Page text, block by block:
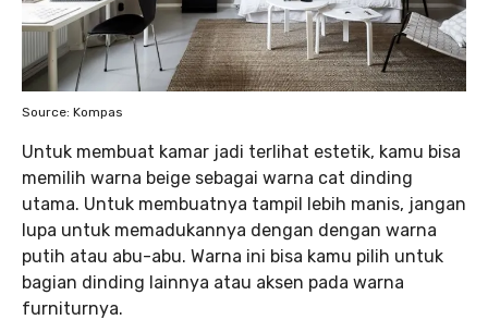
Source: Kompas
Untuk membuat kamar jadi terlihat estetik, kamu bisa
memilih warna beige sebagai warna cat dinding
utama. Untuk membuatnya tampil lebih manis, jangan
lupa untuk memadukannya dengan dengan warna
putih atau abu-abu. Warna ini bisa kamu pilih untuk
bagian dinding lainnya atau aksen pada warna
furniturnya.